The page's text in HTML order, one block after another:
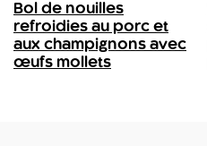
Bol de nouilles
refroidies au porc et
aux champignons avec
œufs mollets